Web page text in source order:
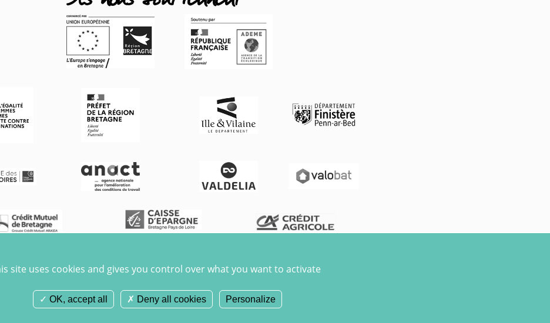
site uses cookies and gives you control over what you want to activate
OK, accept all Deny all cookies Personalize